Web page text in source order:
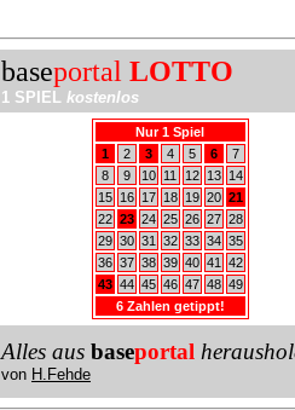
baseportal LOTTO
1 SPIEL kostenlos
Nur 1 Spiel
1
2 3 4 5 6
7
8
9 10 11 12 13
14
15
16 17 18 19 20 21
22 23 24 25 26 27 28
29 30 31 32 33 34 35
36 37 38 39 40 41
42
43 44 45 46 47 48 49
6 Zahlen getippt!
Alles aus baseportal
von H.Fehde